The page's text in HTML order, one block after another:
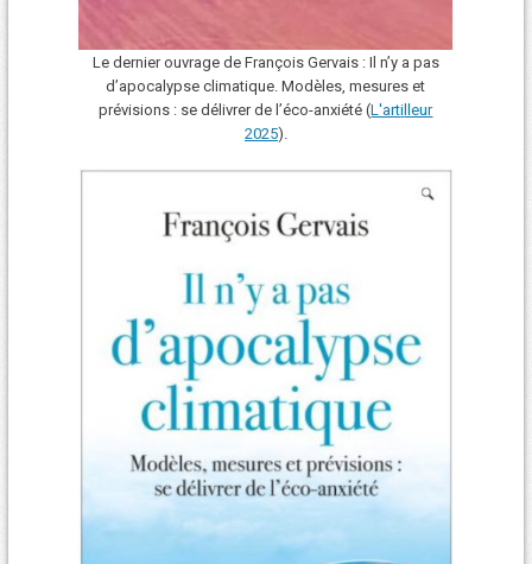
Le dernier ouvrage de François Gervais : Il n’y a pas
d’apocalypse climatique. Modèles, mesures et
prévisions : se délivrer de l’éco-anxiété (L'artilleur
2025).